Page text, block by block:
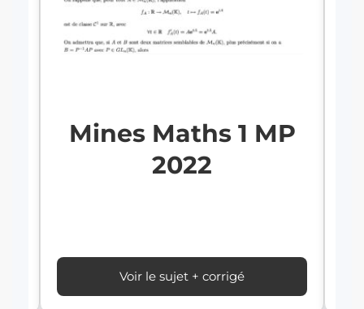
Mines Maths 1 MP
2022
Voir le sujet + corrigé